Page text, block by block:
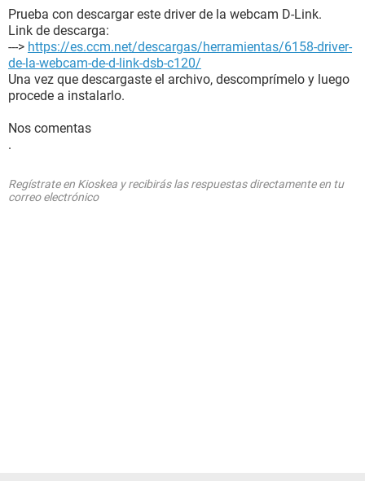
Prueba con descargar este driver de la webcam D-Link.
Link de descarga:
---> https://es.ccm.net/descargas/herramientas/6158-driver-
de-la-webcam-de-d-link-dsb-c120/
Una vez que descargaste el archivo, descomprímelo y luego
procede a instalarlo.
Nos comentas
.
Regístrate en Kioskea y recibirás las respuestas directamente en tu
correo electrónico